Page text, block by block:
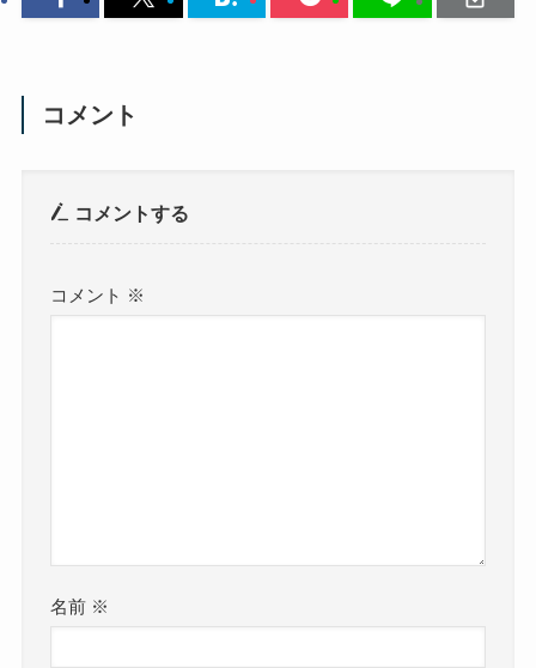
コメント
コメントする
コメント ※
名前 ※